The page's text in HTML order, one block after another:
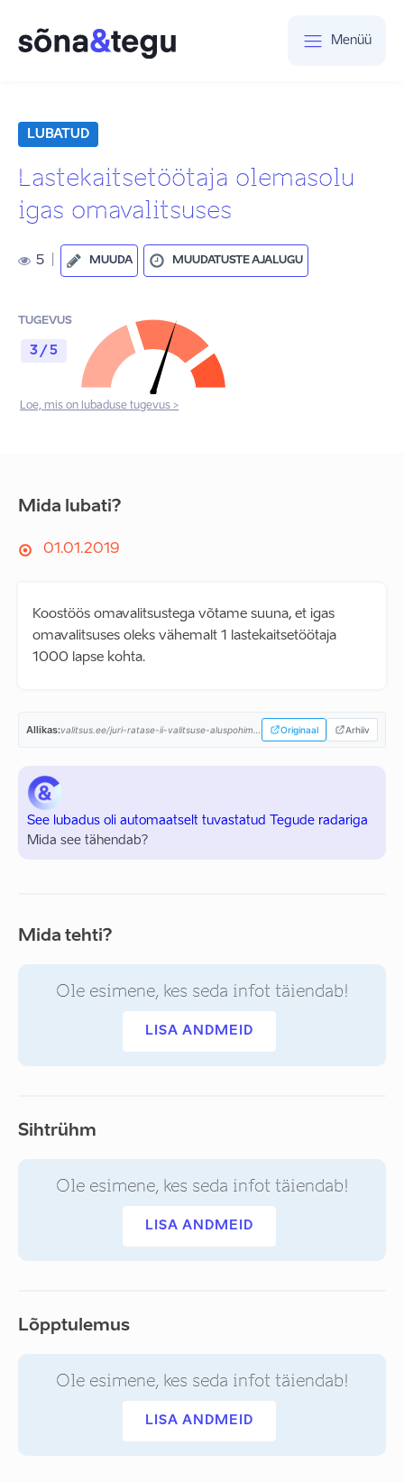
Menüü
LUBATUD
Lastekaitsetöötaja olemasolu
igas omavalitsuses
5 MUUDA MUUDATUSTE AJALUGU
TUGEVUS
3 / 5
Loe, mis on lubaduse tugevus >
Mida lubati?
01.01.2019
Koostöös omavalitsustega võtame suuna, et igas
omavalitsuses oleks vähemalt 1 lastekaitsetöötaja
1000 lapse kohta.
Allikas: Originaal Arhiiv
See lubadus oli automaatselt tuvastatud Tegude radariga
Mida see tähendab?
Mida tehti?
Ole esimene, kes seda infot täiendab!
LISA ANDMEID
Sihtrühm
Ole esimene, kes seda infot täiendab!
LISA ANDMEID
Lõpptulemus
Ole esimene, kes seda infot täiendab!
LISA ANDMEID